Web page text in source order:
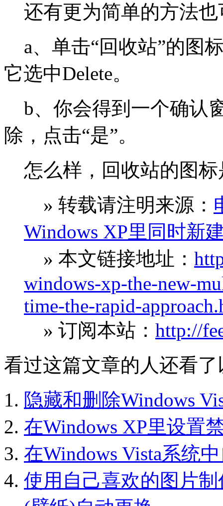
还有更为简单的方法也
a、单击“回收站”的图
它选中Delete。
b、你会得到一个确认
除，点击“是”。
怎么样，回收站的图标
» 转载请注明来源：
Windows XP里同时新
» 本文链接地址：
windows-xp-the-new-
time-the-rapid-
» 订阅本站： http://
看过这篇文章的人还看
隐藏和删除Windows
在Windows XP里设置
在Windows Vista系统
使用自己喜欢的图片